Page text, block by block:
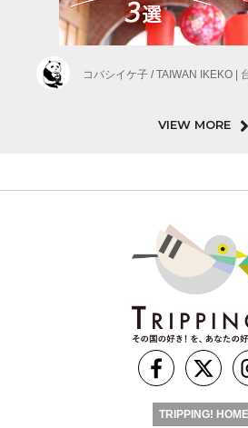
コバシイケ子 / TAIWAN IKEKO |
VIEW MORE
TRIPPING! HOME